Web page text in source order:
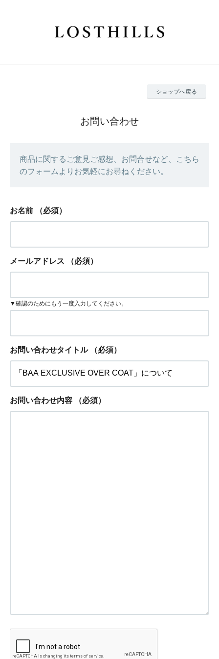
ショップへ戻る
お問い合わせ
商品に関するご意見ご感想、お問合せなど、こちら
のフォームよりお気軽にお尋ねください。
お名前 （必須）
メールアドレス （必須）
▼確認のためにもう一度入力してください。
お問い合わせタイトル （必須）
お問い合わせ内容 （必須）